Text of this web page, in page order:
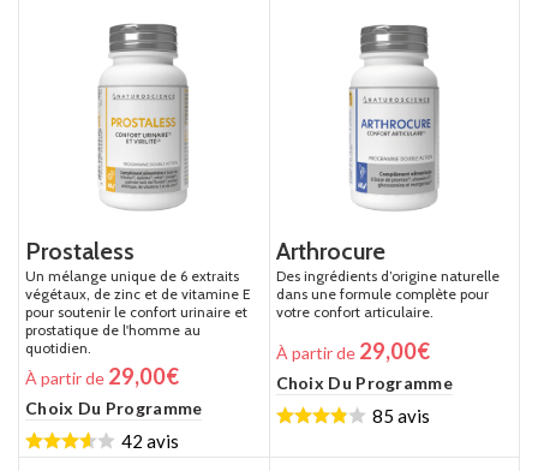
Prostaless
Un mélange unique de 6 extraits
végétaux, de zinc et de vitamine E
pour soutenir le confort urinaire et
prostatique de l'homme au
quotidien.
À partir de 29,00€
Choix Du Programme
42 avis
Arthrocure
Des ingrédients d’origine naturelle
dans une formule complète pour
votre confort articulaire.
À partir de 29,00€
Choix Du Programme
85 avis